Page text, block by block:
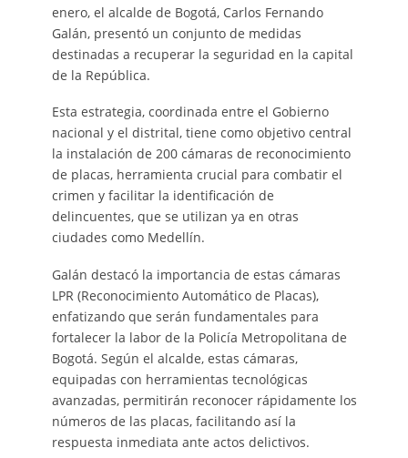
enero, el alcalde de Bogotá, Carlos Fernando
Galán, presentó un conjunto de medidas
destinadas a recuperar la seguridad en la capital
de la República.
Esta estrategia, coordinada entre el Gobierno
nacional y el distrital, tiene como objetivo central
la instalación de 200 cámaras de reconocimiento
de placas, herramienta crucial para combatir el
crimen y facilitar la identificación de
delincuentes, que se utilizan ya en otras
ciudades como Medellín.
Galán destacó la importancia de estas cámaras
LPR (Reconocimiento Automático de Placas),
enfatizando que serán fundamentales para
fortalecer la labor de la Policía Metropolitana de
Bogotá. Según el alcalde, estas cámaras,
equipadas con herramientas tecnológicas
avanzadas, permitirán reconocer rápidamente los
números de las placas, facilitando así la
respuesta inmediata ante actos delictivos.